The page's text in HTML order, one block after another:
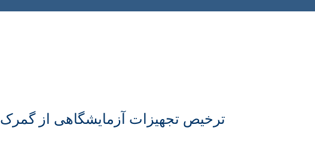
ترخیص تجهیزات آزمایشگاهی از گمرک